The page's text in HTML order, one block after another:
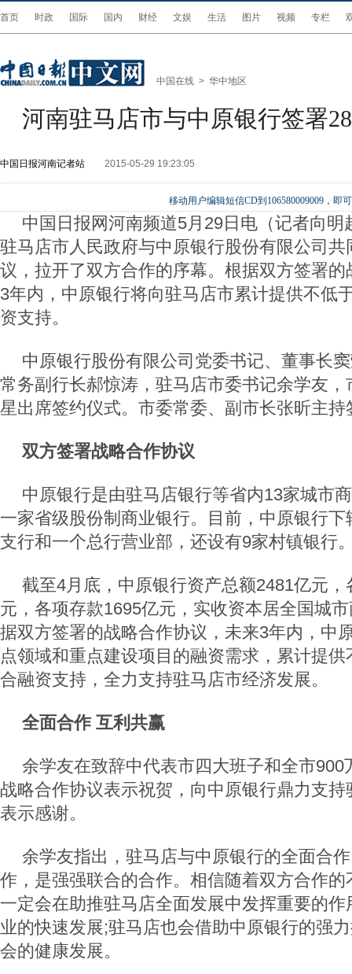
首页 时政 国际 国内 财经 文娱 生活 图片 视频 专栏
中国在线 > 华中地区
河南驻马店市与中原银行签署
中国日报河南记者站 2015-05-29 19:23:05
移动用户编辑短信CD到106580009009，即
中国日报网河南频道5月29日电（记者向明
驻马店市人民政府与中原银行股份有限公司
议，拉开了双方合作的序幕。根据双方签署
3年内，中原银行将向驻马店市累计提供不低
资支持。
中原银行股份有限公司党委书记、董事长
常务副行长郝惊涛，驻马店市委书记余学友
星出席签约仪式。市委常委、副市长张昕主持
双方签署战略合作协议
中原银行是由驻马店银行等省内13家城市
一家省级股份制商业银行。目前，中原银行
支行和一个总行营业部，还设有9家村镇银行
截至4月底，中原银行资产总额2481亿元，
元，各项存款1695亿元，实收资本居全国城
据双方签署的战略合作协议，未来3年内，中
点领域和重点建设项目的融资需求，累计提
合融资支持，全力支持驻马店市经济发展。
全面合作 互利共赢
余学友在致辞中代表市四大班子和全市900
战略合作协议表示祝贺，向中原银行鼎力支
表示感谢。
余学友指出，驻马店与中原银行的全面合
作，是强强联合的合作。相信随着双方合作
一定会在助推驻马店全面发展中发挥重要的
业的快速发展;驻马店也会借助中原银行的强
会的健康发展。